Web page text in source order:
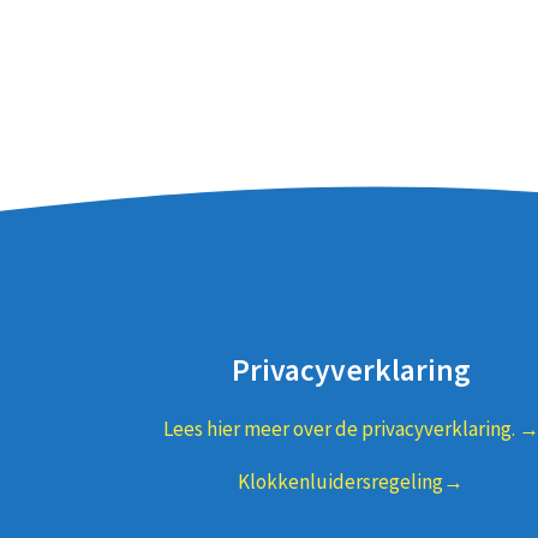
Privacyverklaring
Lees hier meer over de privacyverklaring. →
Klokkenluidersregeling→